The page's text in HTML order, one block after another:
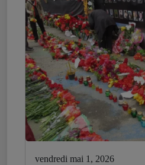
vendredi mai 1, 2026